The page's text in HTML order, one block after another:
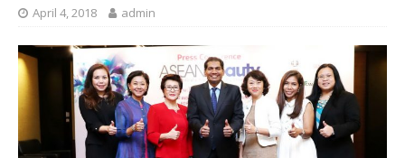
April 4, 2018 admin